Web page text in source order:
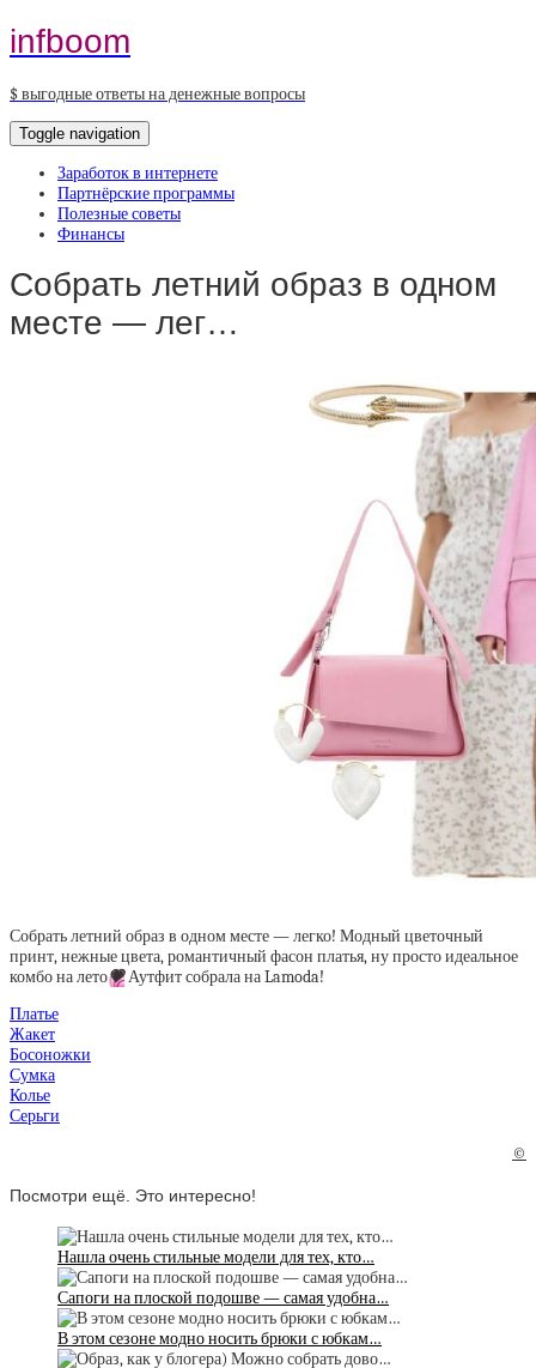
infboom
$ выгодные ответы на денежные вопросы
Toggle navigation
Заработок в интернете
Партнёрские программы
Полезные советы
Финансы
Собрать летний образ в одном
месте — лег…
Собрать летний образ в одном месте — легко! Модный цветочный
принт, нежные цвета, романтичный фасон платья, ну просто идеальное
комбо на лето💗Аутфит собрала на Lamoda!
Платье
Жакет
Босоножки
Сумка
Колье
Серьги
©
Посмотри ещё. Это интересно!
Нашла очень стильные модели для тех, кто…
Сапоги на плоской подошве — самая удобна…
В этом сезоне модно носить брюки с юбкам…